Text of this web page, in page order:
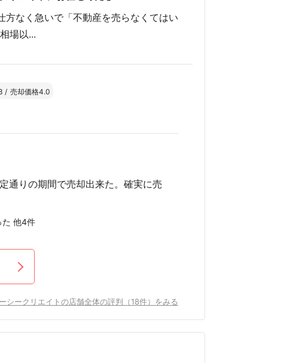
なく急いで「不動産を売らなくてはい
場以...
/ 売却価格4.0
通りの期間で売却出来た。確実に売
た 他4件
ークリエイトの店舗全体の評判（18件）をみる